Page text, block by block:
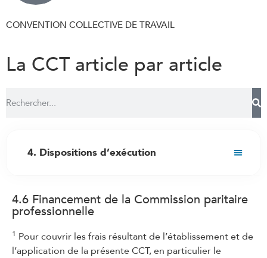
CONVENTION COLLECTIVE DE TRAVAIL
La CCT article par article
4. Dispositions d’exécution
4.2 Composition et fonctionnement de la
Commission paritaire professionnelle
4.3 Compétences de la Commission paritaire
professionnelle
4.6 Financement de la Commission paritaire
professionnelle
1 Pour couvrir les frais résultant de l’établissement et de
l’application de la présente CCT, en particulier le